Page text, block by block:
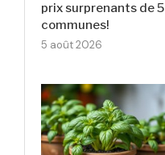
prix surprenants de 5
communes!
5 août 2026